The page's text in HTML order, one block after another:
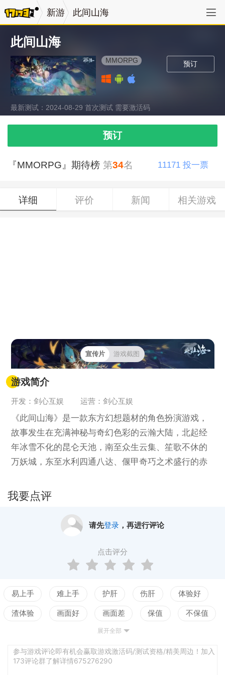
新游 此间山海
此间山海
预订
MMORPG
最新测试：2024-08-29 首次测试 需要激活码
预订
『MMORPG』期待榜 第34名 11171 投一票
详细 评价 新闻 相关游戏
宣传片 游戏截图
游戏简介
开发：剑心互娱 运营：剑心互娱
《此间山海》是一款东方幻想题材的角色扮演游戏，
故事发生在充满神秘与奇幻色彩的云瀚大陆，北起经
年冰雪不化的昆仑天池，南至众生云集、笙歌不休的
万妖城，东至水利四通八达、偃甲奇巧之术盛行的赤
这是一个人族、妖族、灵族共存的世界，万物繁衍，
织、合作共生。然而，在神光无法触及的角落，来自
远古的力量悄然苏醒，席卷整个大陆，为世界蒙上了
你于此刻在一片静谧中醒来，将和伙伴携手踏上探索
我要点评
请先登录，再进行评论
点击评分
易上手 难上手 护肝 伤肝 体验好
渣体验 画面好 画面差 保值 不保值
测试
引导清晰 引导混乱 平衡佳 平衡差
展开全部
参与游戏评论即有机会赢取游戏激活码/测试资格/精美周边！加入
173评论群了解详情675276290